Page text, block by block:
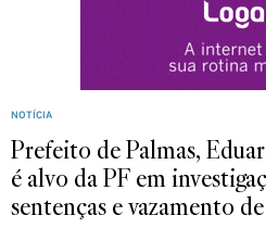
NOTÍCIA
Prefeito de Palmas,
é alvo da PF em
sentenças e vazamento